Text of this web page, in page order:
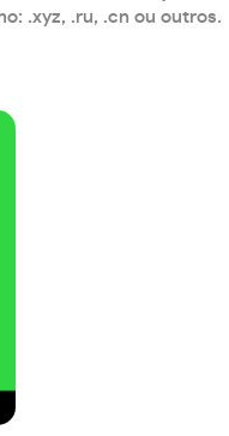
.xyz, .ru, .cn ou outros.